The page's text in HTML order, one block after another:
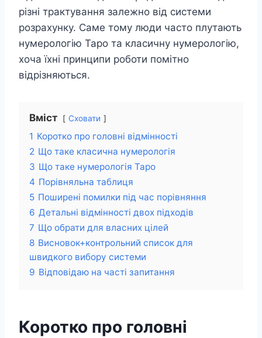
різні трактування залежно від системи
розрахунку. Саме тому люди часто плутають
нумерологію Таро та класичну нумерологію,
хоча їхні принципи роботи помітно
відрізняються.
Вміст Сховати
1 Коротко про головні відмінності
2 Що таке класична нумерологія
3 Що таке нумерологія Таро
4 Порівняльна таблиця
5 Поширені помилки під час порівняння
6 Детальні відмінності двох підходів
7 Що обрати для власних цілей
8 Висновок+контрольний список для
швидкого вибору системи
9 Відповідаю на часті запитання
Коротко про головні